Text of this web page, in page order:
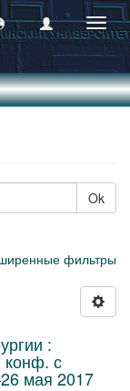
Ok
фильтры
:
конф. с
мая 2017